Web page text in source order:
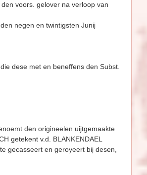
voors. gelover na verloop van
negen en twintigsten Junij
dese met en beneffens den Subst.
den origineelen uijtgemaakte
getekent v.d. BLANKENDAEL
gecasseert en geroyeert bij desen,